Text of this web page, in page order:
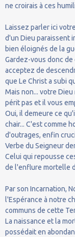
ne croirais à ces
Laissez parler ici
d'un Dieu paraissent
bien éloignés de la
Gardez-vous donc
acceptez de
que Le Christ a subi
Mais non... votre
périt pas et il vous
Oui, il demeure ce
chair... C'est comme
d'outrages, enfin
Verbe du Seigneur
Celui qui repousse
de l'enflure mortelle
Par son Incarnation,
l'Espérance à notre
communs de cette
La naissance et la
possédait en